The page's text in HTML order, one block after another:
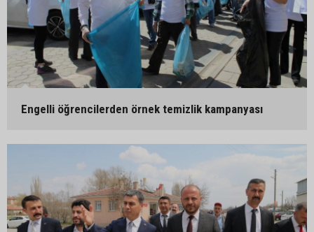
Engelli öğrencilerden örnek temizlik kampanyası